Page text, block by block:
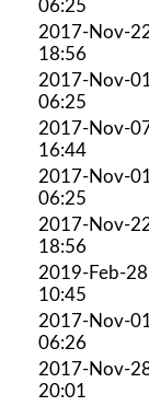
06:25
2017-Nov-
18:56
2017-Nov-
06:25
2017-Nov-
16:44
2017-Nov-
06:25
2017-Nov-
18:56
2019-Feb-28
10:45
2017-Nov-
06:26
2017-Nov-
20:01